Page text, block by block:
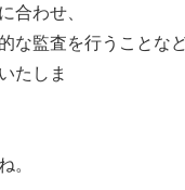
合わせ、
な監査を行うことな
たしま
。